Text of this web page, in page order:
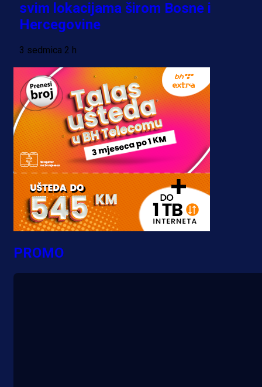
svim lokacijama širom Bosne i
Hercegovine
3 sedmica 2 h
PROMO